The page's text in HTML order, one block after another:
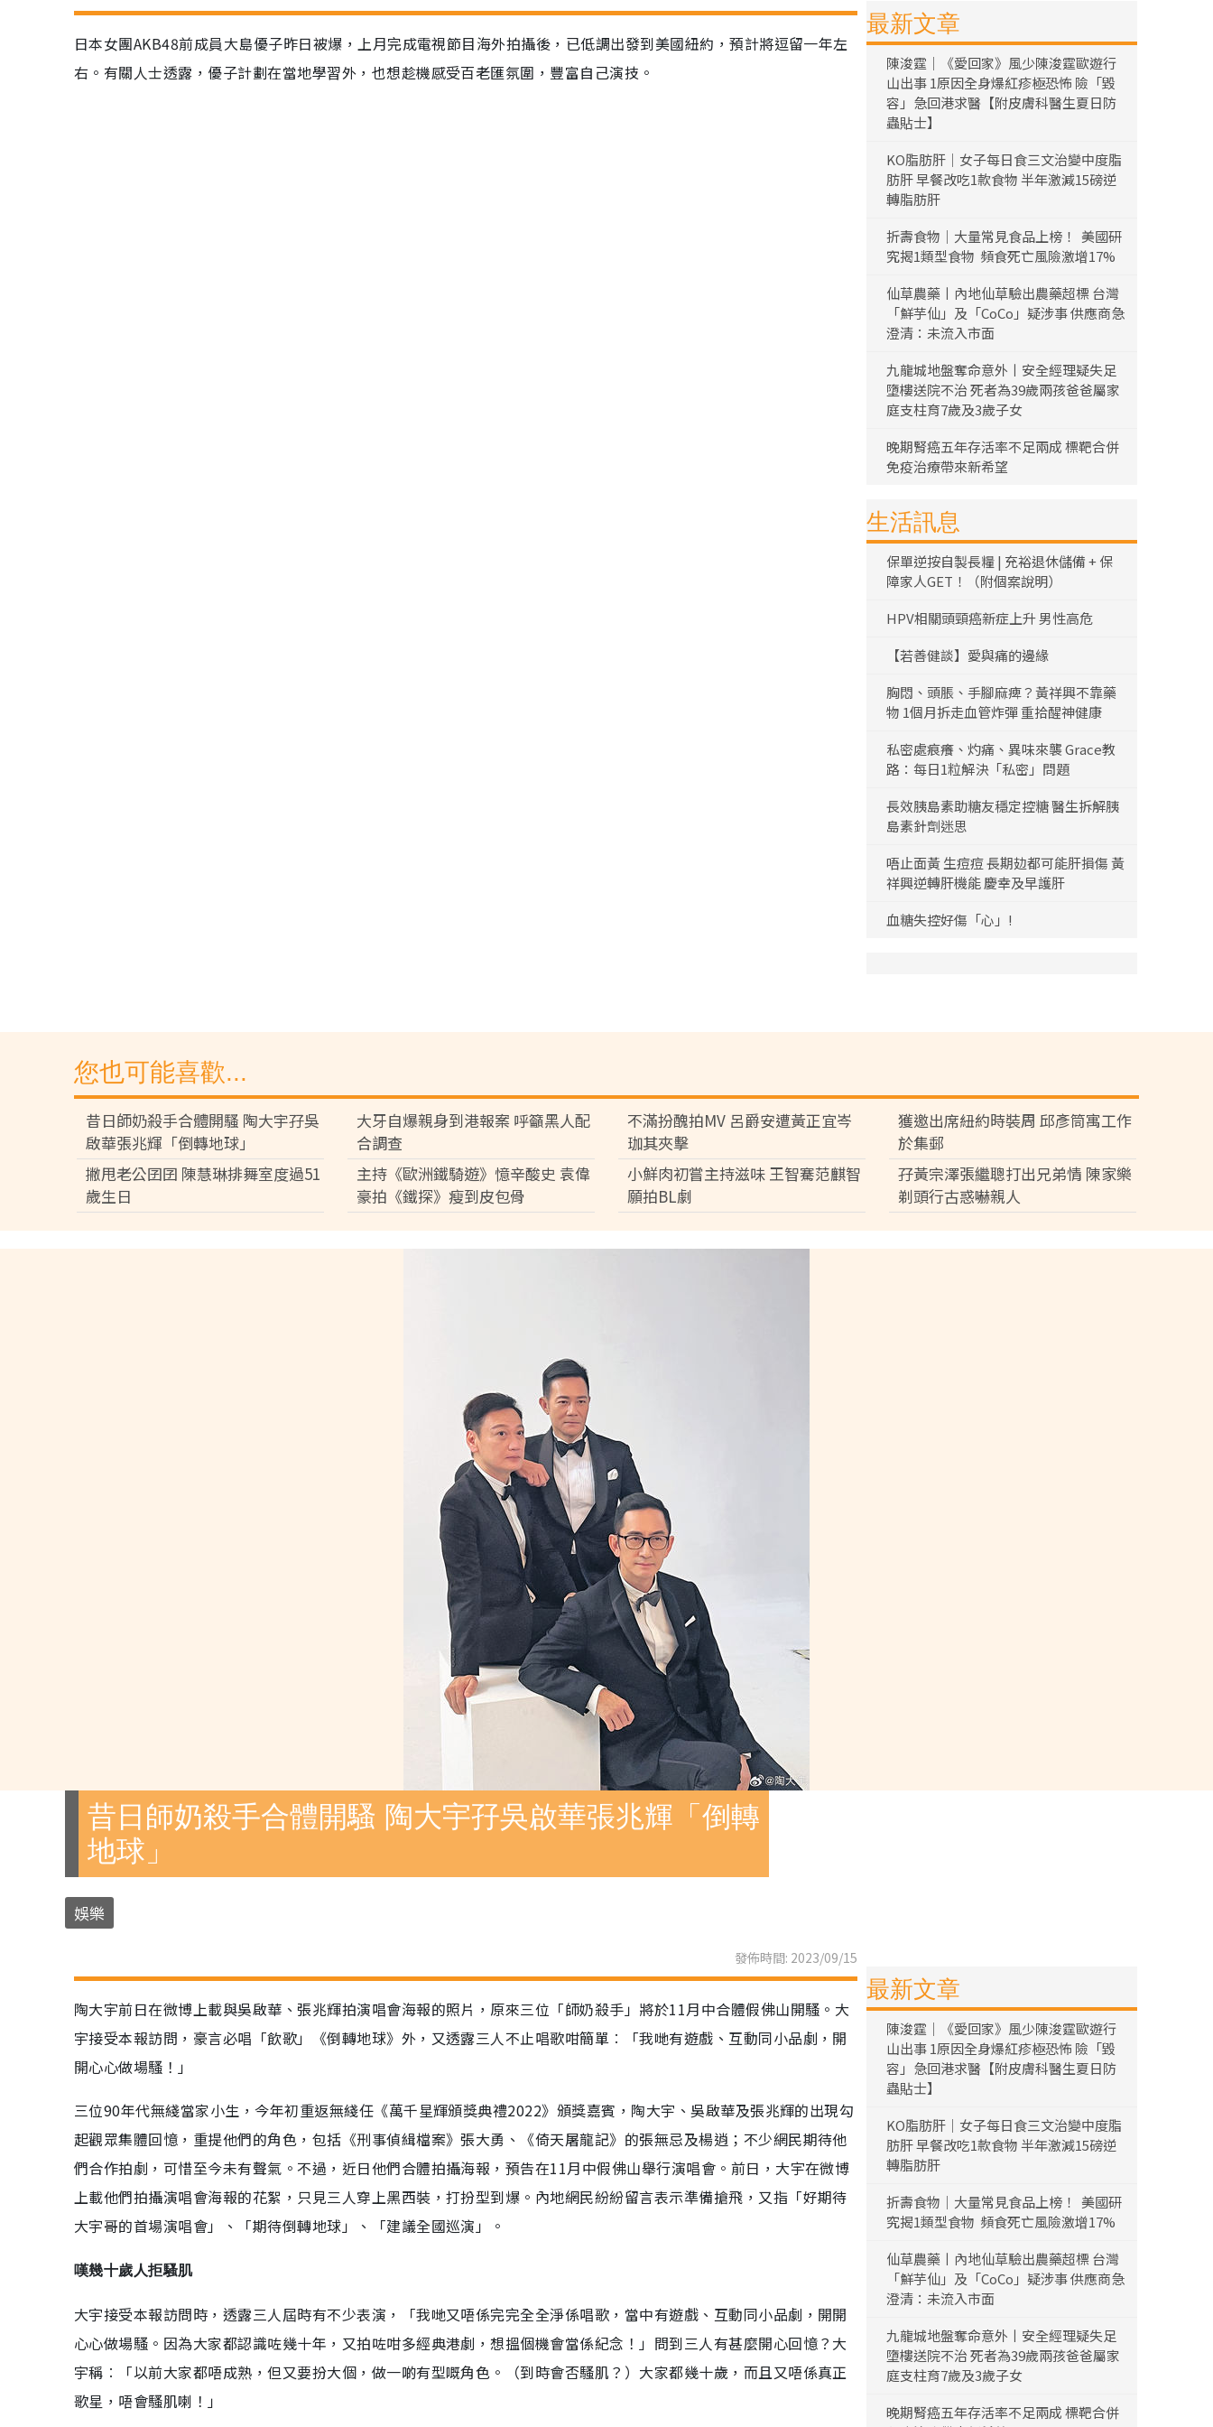
日本女團AKB48前成員大島優子昨日被爆，上月完成電視節目海外拍攝後，已低調出發到美國紐約，預計將逗留一年左
右。有關人士透露，優子計劃在當地學習外，也想趁機感受百老匯氛圍，豐富自己演技。
最新文章
陳浚霆｜《愛回家》風少陳浚霆歐遊行
山出事 1原因全身爆紅疹極恐怖 險「毀
容」急回港求醫【附皮膚科醫生夏日防
蟲貼士】
KO脂肪肝｜女子每日食三文治變中度脂
肪肝 早餐改吃1款食物 半年激減15磅逆
轉脂肪肝
折壽食物｜大量常見食品上榜！ 美國研
究揭1類型食物 頻食死亡風險激增17%
仙草農藥丨內地仙草驗出農藥超標 台灣
「鮮芋仙」及「CoCo」疑涉事 供應商急
澄清：未流入市面
九龍城地盤奪命意外丨安全經理疑失足
墮樓送院不治 死者為39歲兩孩爸爸屬家
庭支柱育7歲及3歲子女
晚期腎癌五年存活率不足兩成 標靶合併
免疫治療帶來新希望
生活訊息
保單逆按自製長糧 | 充裕退休儲備 + 保
障家人GET！（附個案說明）
HPV相關頭頸癌新症上升 男性高危
【若善健談】愛與痛的邊緣
胸悶、頭脹、手腳麻痺？黃祥興不靠藥
物 1個月拆走血管炸彈 重拾醒神健康
私密處痕癢、灼痛、異味來襲 Grace教
路：每日1粒解決「私密」問題
長效胰島素助糖友穩定控糖 醫生拆解胰
島素針劑迷思
唔止面黃 生痘痘 長期攰都可能肝損傷 黃
祥興逆轉肝機能 慶幸及早護肝
血糖失控好傷「心」!
您也可能喜歡...
昔日師奶殺手合體開騷 陶大宇孖吳
啟華張兆輝「倒轉地球」
大牙自爆親身到港報案 呼籲黑人配
合調查
不滿扮醜拍MV 呂爵安遭黃正宜岑
珈其夾擊
獲邀出席紐約時裝周 邱彥筒寓工作
於集郵
撇甩老公囝囝 陳慧琳排舞室度過51
歲生日
主持《歐洲鐵騎遊》憶辛酸史 袁偉
豪拍《鐵探》瘦到皮包骨
小鮮肉初嘗主持滋味 王智騫范麒智
願拍BL劇
孖黃宗澤張繼聰打出兄弟情 陳家樂
剃頭行古惑嚇親人
昔日師奶殺手合體開騷 陶大宇孖吳啟華張兆輝「倒轉
地球」
娛樂
發佈時間: 2023/09/15
陶大宇前日在微博上載與吳啟華、張兆輝拍演唱會海報的照片，原來三位「師奶殺手」將於11月中合體假佛山開騷。大
宇接受本報訪問，豪言必唱「飲歌」《倒轉地球》外，又透露三人不止唱歌咁簡單︰「我哋有遊戲、互動同小品劇，開
開心心做場騷！」
三位90年代無綫當家小生，今年初重返無綫任《萬千星輝頒獎典禮2022》頒獎嘉賓，陶大宇、吳啟華及張兆輝的出現勾
起觀眾集體回憶，重提他們的角色，包括《刑事偵緝檔案》張大勇、《倚天屠龍記》的張無忌及楊逍；不少網民期待他
們合作拍劇，可惜至今未有聲氣。不過，近日他們合體拍攝海報，預告在11月中假佛山舉行演唱會。前日，大宇在微博
上載他們拍攝演唱會海報的花絮，只見三人穿上黑西裝，打扮型到爆。內地網民紛紛留言表示準備搶飛，又指「好期待
大宇哥的首場演唱會」、「期待倒轉地球」、「建議全國巡演」。
嘆幾十歲人拒騷肌
大宇接受本報訪問時，透露三人屆時有不少表演，「我哋又唔係完完全全淨係唱歌，當中有遊戲、互動同小品劇，開開
心心做場騷。因為大家都認識咗幾十年，又拍咗咁多經典港劇，想搵個機會當係紀念！」問到三人有甚麼開心回憶？大
宇稱︰「以前大家都唔成熟，但又要扮大個，做一啲有型嘅角色。（到時會否騷肌？）大家都幾十歲，而且又唔係真正
歌星，唔會騷肌喇！」
最新文章
陳浚霆｜《愛回家》風少陳浚霆歐遊行
山出事 1原因全身爆紅疹極恐怖 險「毀
容」急回港求醫【附皮膚科醫生夏日防
蟲貼士】
KO脂肪肝｜女子每日食三文治變中度脂
肪肝 早餐改吃1款食物 半年激減15磅逆
轉脂肪肝
折壽食物｜大量常見食品上榜！ 美國研
究揭1類型食物 頻食死亡風險激增17%
仙草農藥丨內地仙草驗出農藥超標 台灣
「鮮芋仙」及「CoCo」疑涉事 供應商急
澄清：未流入市面
九龍城地盤奪命意外丨安全經理疑失足
墮樓送院不治 死者為39歲兩孩爸爸屬家
庭支柱育7歲及3歲子女
晚期腎癌五年存活率不足兩成 標靶合併